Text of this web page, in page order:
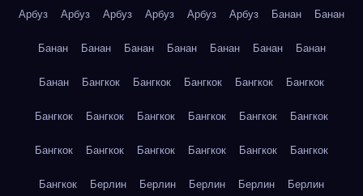
Арбуз Арбуз Арбуз Арбуз Арбуз Арбуз Банан Банан
Банан Банан Банан Банан Банан Банан Банан
Банан Бангкок Бангкок Бангкок Бангкок Бангкок
Бангкок Бангкок Бангкок Бангкок Бангкок Бангкок
Бангкок Бангкок Бангкок Бангкок Бангкок Бангкок
Бангкок Берлин Берлин Берлин Берлин Берлин